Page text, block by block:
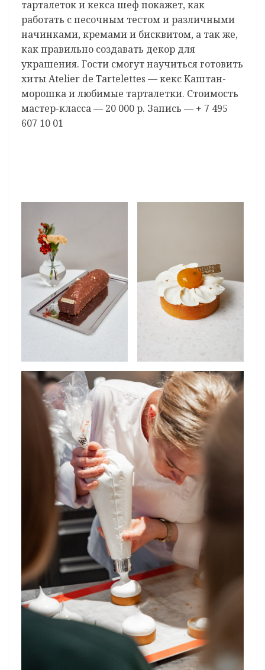
тарталеток и кекса шеф покажет, как
работать с песочным тестом и различными
начинками, кремами и бисквитом, а так же,
как правильно создавать декор для
украшения. Гости смогут научиться готовить
хиты Atelier de Tartelettes — кекс Каштан-
морошка и любимые тарталетки. Стоимость
мастер-класса — 20 000 р. Запись — + 7 495
607 10 01